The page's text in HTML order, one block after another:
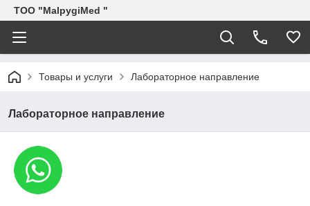
ТОО "MalpygiMed "
Товары и услуги Лабораторное направление
Лабораторное направление